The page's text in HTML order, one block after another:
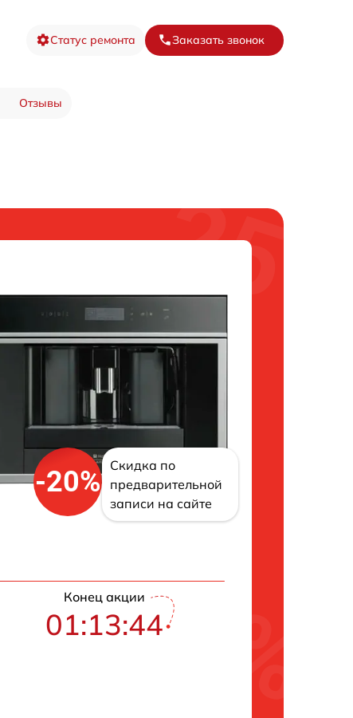
Статус ремонта Заказать звонок
Отзывы
-20%
Скидка по
предварительной
записи на сайте
Конец акции
01:13:43